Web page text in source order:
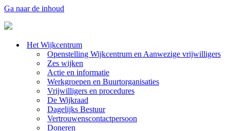
Ga naar de inhoud
Het Wijkcentrum
Openstelling Wijkcentrum en Aanwezige vrijwilligers
Zes wijken
Actie en informatie
Werkgroepen en Buurtorganisaties
Vrijwilligers en procedures
De Wijkraad
Dagelijks Bestuur
Vertrouwenscontactpersoon
Doneren